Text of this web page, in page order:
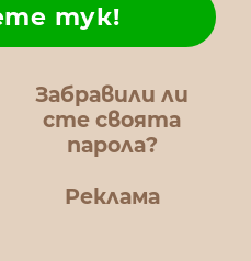
Забравили ли
сте своята
парола?
тук!
Реклама